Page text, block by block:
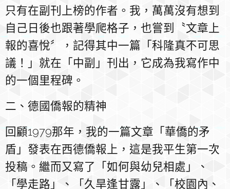
只有在副刊上榜的作者。我，萬萬沒有想到
自己日後也跟著學爬格子，也嘗到〝文章上
報的喜悅〞，記得其中一篇「科隆真不可思
議！」就在「中副」刊出，它成為我寫作中
的一個里程碑。
二、德國僑報的精神
回顧1979那年，我的一篇文章「華僑的矛
盾」發表在西德僑報上，這是我平生第一次
投稿。繼而又寫了「如何與幼兒相處」、
「學走路」、「久旱逢甘露」、「校園內、